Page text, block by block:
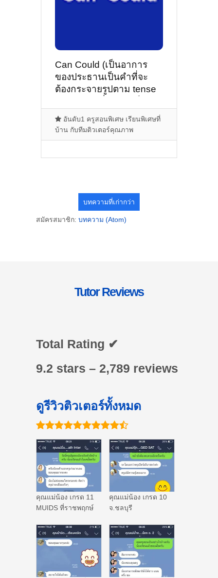
Can Could (เป็นอาการ
ของประธานเป็นคำที่จะ
ต้องกระจายรูปตาม tense
อันดับ1 ครูสอนพิเศษ เรียนพิเศษที่
บ้าน กับทีมติวเตอร์คุณภาพ
บทความที่เก่ากว่า
สมัครสมาชิก: บทความ (Atom)
Tutor Reviews
Total Rating ✔
9.2 stars – 2,789 reviews
ดูรีวิวติวเตอร์ทั้งหมด
คุณแม่น้อง เกรด 11
MUIDS ที่ราชพฤกษ์
คุณแม่น้อง เกรด 10
จ.ชลบุรี